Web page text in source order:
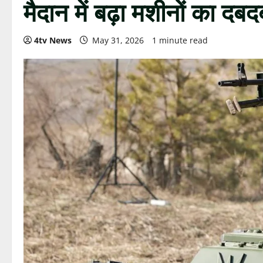
मैदान में बढ़ा मशीनों का
4tv News May 31, 2026 1 minute read